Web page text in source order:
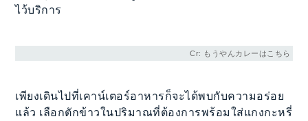
ไว้บริการ
Cr: もうやんカレーはこちら
เพียงเดินไปที่เคาน์เตอร์อาหารก็จะได้พบกับความอร่อย
แล้ว เลือกตักข้าวในปริมาณที่ต้องการพร้อมใส่แกงกะหรี่